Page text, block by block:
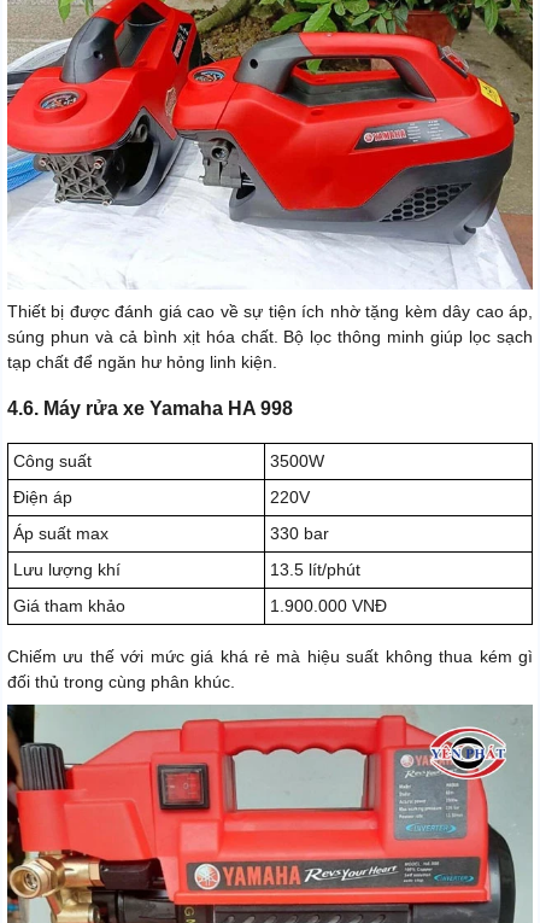
Thiết bị được đánh giá cao về sự tiện ích nhờ tặng kèm dây cao áp,
súng phun và cả bình xịt hóa chất. Bộ lọc thông minh giúp lọc sạch
tạp chất để ngăn hư hỏng linh kiện.
4.6. Máy rửa xe Yamaha HA 998
Công suất
3500W
Điện áp
220V
Áp suất max
330 bar
Lưu lượng khí
13.5 lít/phút
Giá tham khảo
1.900.000 VNĐ
Chiếm ưu thế với mức giá khá rẻ mà hiệu suất không thua kém gì
đối thủ trong cùng phân khúc.